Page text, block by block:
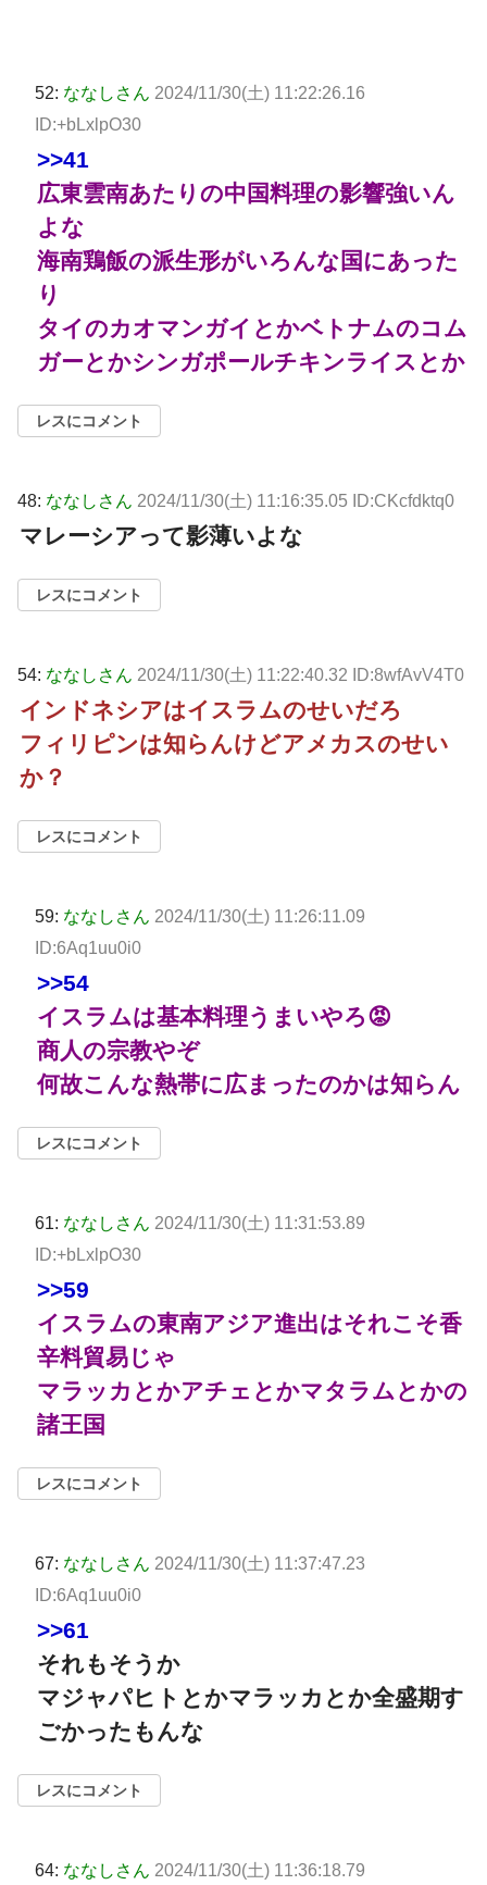
52: ななしさん 2024/11/30(土) 11:22:26.16
ID:+bLxlpO30
>>41
広東雲南あたりの中国料理の影響強いん
よな
海南鶏飯の派生形がいろんな国にあった
り
タイのカオマンガイとかベトナムのコム
ガーとかシンガポールチキンライスとか
レスにコメント
48: ななしさん 2024/11/30(土) 11:16:35.05 ID:CKcfdktq0
マレーシアって影薄いよな
レスにコメント
54: ななしさん 2024/11/30(土) 11:22:40.32 ID:8wfAvV4T0
インドネシアはイスラムのせいだろ
フィリピンは知らんけどアメカスのせい
か？
レスにコメント
59: ななしさん 2024/11/30(土) 11:26:11.09
ID:6Aq1uu0i0
>>54
イスラムは基本料理うまいやろ😡
商人の宗教やぞ
何故こんな熱帯に広まったのかは知らん
レスにコメント
61: ななしさん 2024/11/30(土) 11:31:53.89
ID:+bLxlpO30
>>59
イスラムの東南アジア進出はそれこそ香
辛料貿易じゃ
マラッカとかアチェとかマタラムとかの
諸王国
レスにコメント
67: ななしさん 2024/11/30(土) 11:37:47.23
ID:6Aq1uu0i0
>>61
それもそうか
マジャパヒトとかマラッカとか全盛期す
ごかったもんな
レスにコメント
64: ななしさん 2024/11/30(土) 11:36:18.79